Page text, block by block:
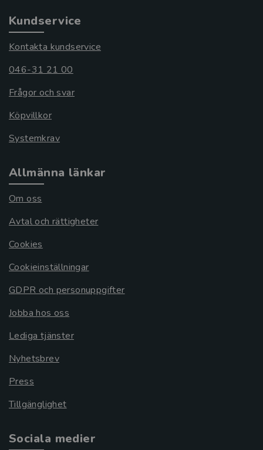
Kundservice
Kontakta kundservice
046-31 21 00
Frågor och svar
Köpvillkor
Systemkrav
Allmänna länkar
Om oss
Avtal och rättigheter
Cookies
Cookieinställningar
GDPR och personuppgifter
Jobba hos oss
Lediga tjänster
Nyhetsbrev
Press
Tillgänglighet
Sociala medier